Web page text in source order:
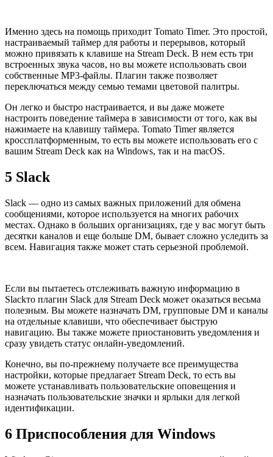
Именно здесь на помощь приходит Tomato Timer. Это простой,
настраиваемый таймер для работы и перерывов, который
можно привязать к клавише на Stream Deck. В нем есть три
встроенных звука часов, но вы можете использовать свои
собственные MP3-файлы. Плагин также позволяет
переключаться между семью темами цветовой палитры.
Он легко и быстро настраивается, и вы даже можете
настроить поведение таймера в зависимости от того, как вы
нажимаете на клавишу таймера. Tomato Timer является
кроссплатформенным, то есть вы можете использовать его с
вашим Stream Deck как на Windows, так и на macOS.
5 Slack
Slack — одно из самых важных приложений для обмена
сообщениями, которое используется на многих рабочих
местах. Однако в больших организациях, где у вас могут быть
десятки каналов и еще больше DM, бывает сложно уследить за
всем. Навигация также может стать серьезной проблемой.
Если вы пытаетесь отслеживать важную информацию в
Slackто плагин Slack для Stream Deck может оказаться весьма
полезным. Вы можете назначать DM, групповые DM и каналы
на отдельные клавиши, что обеспечивает быструю
навигацию. Вы также можете приостановить уведомления и
сразу увидеть статус онлайн-уведомлений.
Конечно, вы по-прежнему получаете все преимущества
настройки, которые предлагает Stream Deck, то есть вы
можете устанавливать пользовательские оповещения и
назначать пользовательские значки и ярлыки для легкой
идентификации.
6 Приспособления для Windows